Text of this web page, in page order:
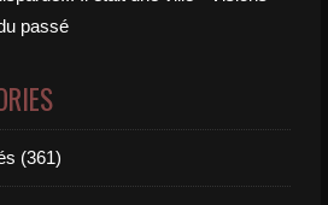
passé
(361)